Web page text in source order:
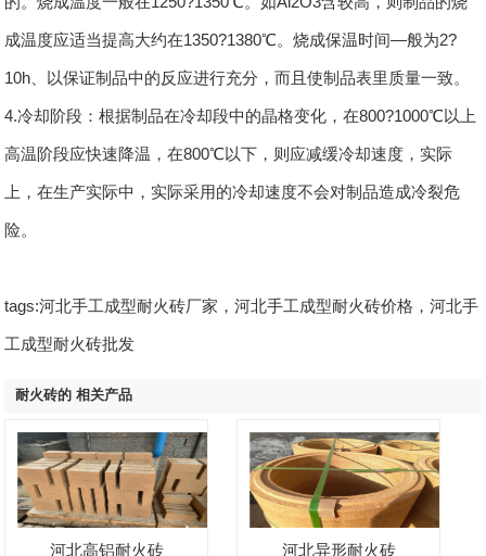
成温度应适当提高大约在1350?1380℃。烧成保温时间—般为2?
10h、以保证制品中的反应进行充分，而且使制品表里质量一致。
4.冷却阶段：根据制品在冷却段中的晶格变化，在800?1000℃以上
高温阶段应快速降温，在800℃以下，则应减缓冷却速度，实际
上，在生产实际中，实际采用的冷却速度不会对制品造成冷裂危
险。
tags:河北手工成型耐火砖厂家，河北手工成型耐火砖价格，河北手
工成型耐火砖批发
耐火砖的 相关产品
河北高铝耐火砖 河北异形耐火砖